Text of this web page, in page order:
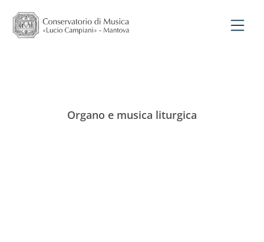
Organo e musica liturgica